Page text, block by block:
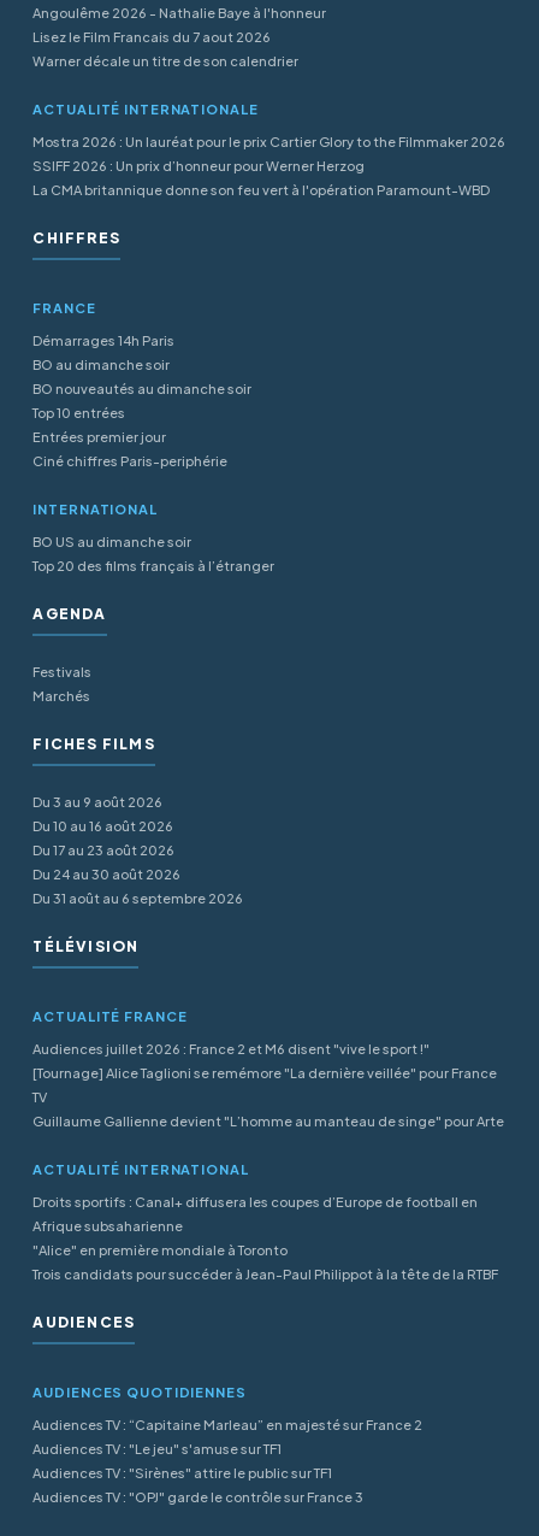
Angoulême 2026 - Nathalie Baye à l'honneur
Lisez le Film Francais du 7 aout 2026
Warner décale un titre de son calendrier
ACTUALITÉ INTERNATIONALE
Mostra 2026 : Un lauréat pour le prix Cartier Glory to the Filmmaker 2026
SSIFF 2026 : Un prix d’honneur pour Werner Herzog
La CMA britannique donne son feu vert à l'opération Paramount-WBD
CHIFFRES
FRANCE
Démarrages 14h Paris
BO au dimanche soir
BO nouveautés au dimanche soir
Top 10 entrées
Entrées premier jour
Ciné chiffres Paris-periphérie
INTERNATIONAL
BO US au dimanche soir
Top 20 des films français à l’étranger
AGENDA
Festivals
Marchés
FICHES FILMS
Du 3 au 9 août 2026
Du 10 au 16 août 2026
Du 17 au 23 août 2026
Du 24 au 30 août 2026
Du 31 août au 6 septembre 2026
TÉLÉVISION
ACTUALITÉ FRANCE
Audiences juillet 2026 : France 2 et M6 disent "vive le sport !"
[Tournage] Alice Taglioni se remémore "La dernière veillée" pour France
TV
Guillaume Gallienne devient "L’homme au manteau de singe" pour Arte
ACTUALITÉ INTERNATIONAL
Droits sportifs : Canal+ diffusera les coupes d’Europe de football en
Afrique subsaharienne
"Alice" en première mondiale à Toronto
Trois candidats pour succéder à Jean-Paul Philippot à la tête de la RTBF
AUDIENCES
AUDIENCES QUOTIDIENNES
Audiences TV : “Capitaine Marleau” en majesté sur France 2
Audiences TV : "Le jeu" s'amuse sur TF1
Audiences TV : "Sirènes" attire le public sur TF1
Audiences TV : "OPJ" garde le contrôle sur France 3